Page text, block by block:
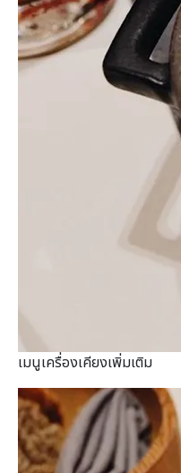
เมนูเครื่องเคียงเพิ่มเติม